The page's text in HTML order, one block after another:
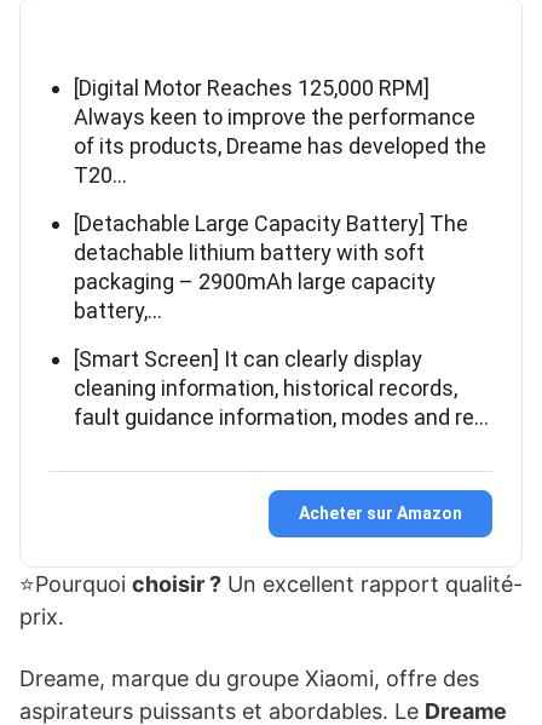
[Digital Motor Reaches 125,000 RPM]
Always keen to improve the performance
of its products, Dreame has developed the
T20…
[Detachable Large Capacity Battery] The
detachable lithium battery with soft
packaging – 2900mAh large capacity
battery,…
[Smart Screen] It can clearly display
cleaning information, historical records,
fault guidance information, modes and re…
Acheter sur Amazon
⭐Pourquoi choisir ? Un excellent rapport qualité-
prix.
Dreame, marque du groupe Xiaomi, offre des
aspirateurs puissants et abordables. Le Dreame